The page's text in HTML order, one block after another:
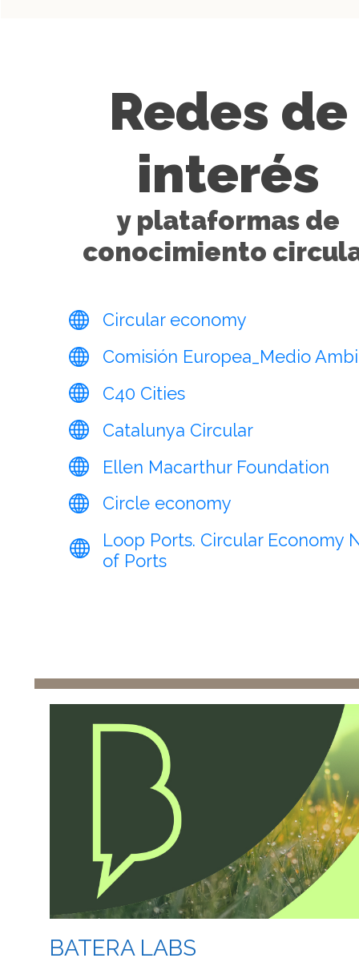
Redes de
interés
y plataformas de
conocimiento
Circular economy
Comisión Europea_Medio
C40 Cities
Catalunya Circular
Ellen Macarthur Foundation
Circle economy
Loop Ports. Circular Economy
of Ports
BATERA LABS